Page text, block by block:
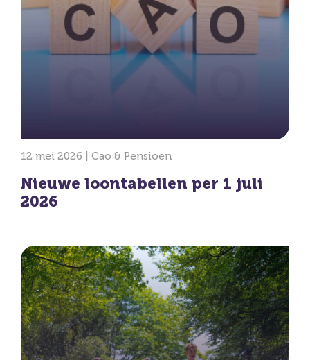
12 mei 2026 | Cao & Pensioen
Nieuwe loontabellen per 1 juli
2026